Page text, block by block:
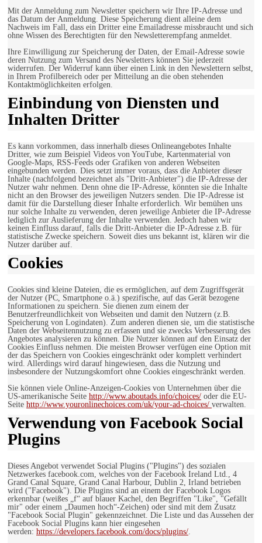
Mit der Anmeldung zum Newsletter speichern wir Ihre IP-Adresse und
das Datum der Anmeldung. Diese Speicherung dient alleine dem
Nachweis im Fall, dass ein Dritter eine Emailadresse missbraucht und sich
ohne Wissen des Berechtigten für den Newsletterempfang anmeldet.
Ihre Einwilligung zur Speicherung der Daten, der Email-Adresse sowie
deren Nutzung zum Versand des Newsletters können Sie jederzeit
widerrufen. Der Widerruf kann über einen Link in den Newslettern selbst,
in Ihrem Profilbereich oder per Mitteilung an die oben stehenden
Kontaktmöglichkeiten erfolgen.
Einbindung von Diensten und
Inhalten Dritter
Es kann vorkommen, dass innerhalb dieses Onlineangebotes Inhalte
Dritter, wie zum Beispiel Videos von YouTube, Kartenmaterial von
Google-Maps, RSS-Feeds oder Grafiken von anderen Webseiten
eingebunden werden. Dies setzt immer voraus, dass die Anbieter dieser
Inhalte (nachfolgend bezeichnet als "Dritt-Anbieter") die IP-Adresse der
Nutzer wahr nehmen. Denn ohne die IP-Adresse, könnten sie die Inhalte
nicht an den Browser des jeweiligen Nutzers senden. Die IP-Adresse ist
damit für die Darstellung dieser Inhalte erforderlich. Wir bemühen uns
nur solche Inhalte zu verwenden, deren jeweilige Anbieter die IP-Adresse
lediglich zur Auslieferung der Inhalte verwenden. Jedoch haben wir
keinen Einfluss darauf, falls die Dritt-Anbieter die IP-Adresse z.B. für
statistische Zwecke speichern. Soweit dies uns bekannt ist, klären wir die
Nutzer darüber auf.
Cookies
Cookies sind kleine Dateien, die es ermöglichen, auf dem Zugriffsgerät
der Nutzer (PC, Smartphone o.ä.) spezifische, auf das Gerät bezogene
Informationen zu speichern. Sie dienen zum einem der
Benutzerfreundlichkeit von Webseiten und damit den Nutzern (z.B.
Speicherung von Logindaten). Zum anderen dienen sie, um die statistische
Daten der Webseitennutzung zu erfassen und sie zwecks Verbesserung des
Angebotes analysieren zu können. Die Nutzer können auf den Einsatz der
Cookies Einfluss nehmen. Die meisten Browser verfügen eine Option mit
der das Speichern von Cookies eingeschränkt oder komplett verhindert
wird. Allerdings wird darauf hingewiesen, dass die Nutzung und
insbesondere der Nutzungskomfort ohne Cookies eingeschränkt werden.
Sie können viele Online-Anzeigen-Cookies von Unternehmen über die
US-amerikanische Seite http://www.aboutads.info/choices/ oder die EU-
Seite http://www.youronlinechoices.com/uk/your-ad-choices/ verwalten.
Verwendung von Facebook Social
Plugins
Dieses Angebot verwendet Social Plugins ("Plugins") des sozialen
Netzwerkes facebook.com, welches von der Facebook Ireland Ltd., 4
Grand Canal Square, Grand Canal Harbour, Dublin 2, Irland betrieben
wird ("Facebook"). Die Plugins sind an einem der Facebook Logos
erkennbar (weißes „f“ auf blauer Kachel, den Begriffen "Like", "Gefällt
mir" oder einem „Daumen hoch“-Zeichen) oder sind mit dem Zusatz
"Facebook Social Plugin" gekennzeichnet. Die Liste und das Aussehen der
Facebook Social Plugins kann hier eingesehen
werden: https://developers.facebook.com/docs/plugins/.